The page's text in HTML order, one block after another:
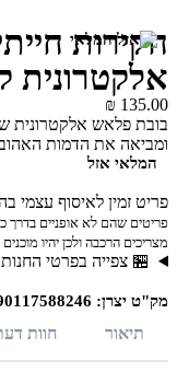
חקירות
אלקטרונית
₪ 135.00
בובת פלאש אלקטרונית
ומביאה את הדמות
המלאי אזל
פריט זמין לאיסוף עצמי
מצריכים הרכבה ולכן יהיו מוכנים עד 6 ימי
🏪 צפייה בפרטי החנות
מק"ט יצרן: 7290117588246
תיאור חוות